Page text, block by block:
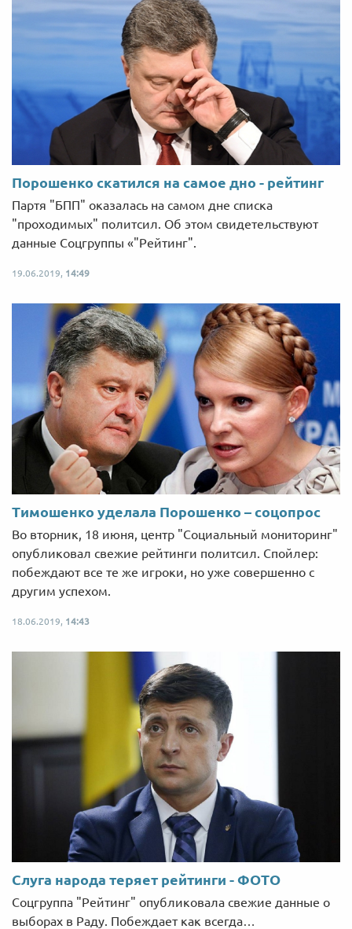
Порошенко скатился на самое дно - рейтинг
Партя "БПП" оказалась на самом дне списка
"проходимых" политсил. Об этом свидетельствуют
данные Соцгруппы «"Рейтинг".
19.06.2019, 14:49
Тимошенко уделала Порошенко – соцопрос
Во вторник, 18 июня, центр "Социальный мониторинг"
опубликовал свежие рейтинги политсил. Спойлер:
побеждают все те же игроки, но уже совершенно с
другим успехом.
18.06.2019, 14:43
Слуга народа теряет рейтинги - ФОТО
Соцгруппа "Рейтинг" опубликовала свежие данные о
выборах в Раду. Побеждает как всегда…